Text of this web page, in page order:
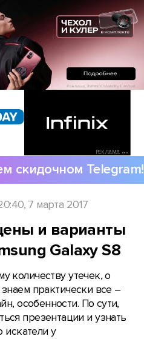
РЕКЛАМА •••
скидочном Telegram!
7 марта 2017
и варианты
Galaxy S8
количеству утечек, о
практически все –
особенности. По сути,
презентации и узнать
искатели у